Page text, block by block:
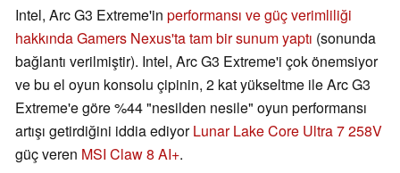
Intel, Arc G3 Extreme'in performansı ve güç verimliliği
hakkında Gamers Nexus'ta tam bir sunum yaptı (sonunda
bağlantı verilmiştir). Intel, Arc G3 Extreme'i çok önemsiyor
ve bu el oyun konsolu çipinin, 2 kat yükseltme ile Arc G3
Extreme'e göre %44 "nesilden nesile" oyun performansı
artışı getirdiğini iddia ediyorLunar Lake Core Ultra 7 258V
güç veren MSI Claw 8 AI+.